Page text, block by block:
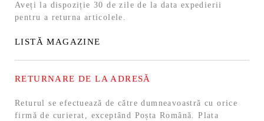
Aveți la dispoziție 30 de zile de la data expedierii
pentru a returna articolele.
LISTĂ MAGAZINE
RETURNARE DE LA ADRESĂ
Returul se efectuează de către dumneavoastră cu orice
firmă de curierat, exceptând Poșta Română. Plata